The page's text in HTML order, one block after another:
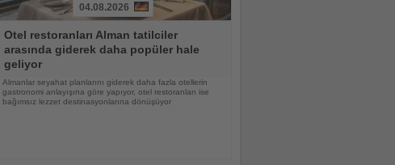
Oku
04.08.2026
Otel restoranları Alman tatilciler
arasında giderek daha popüler hale
geliyor
Almanlar seyahat planlarını giderek daha fazla otellerin
gastronomi anlayışına göre yapıyor, otel restoranları ise
bağımsız lezzet destinasyonlarına dönüşüyor